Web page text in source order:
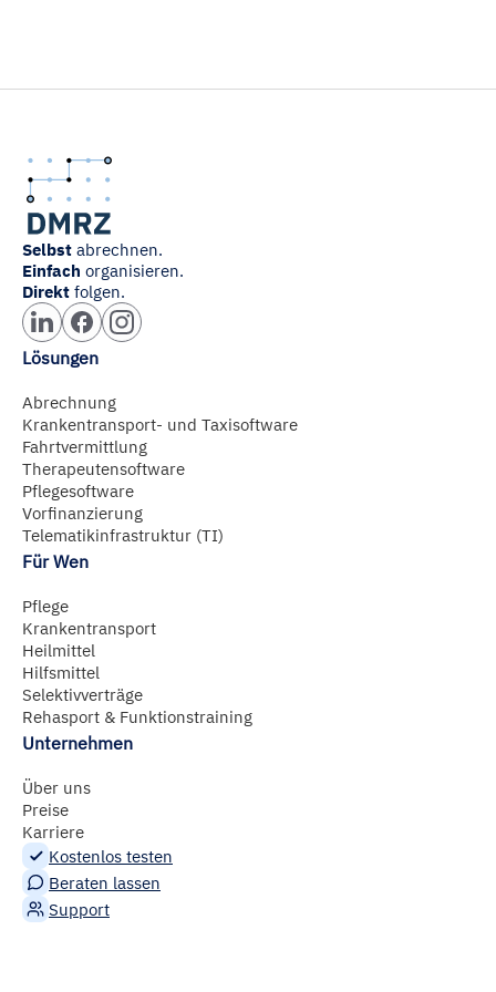
Selbst abrechnen.
Einfach organisieren.
Direkt folgen.
Lösungen
Abrechnung
Krankentransport- und Taxisoftware
Fahrtvermittlung
Therapeutensoftware
Pflegesoftware
Vorfinanzierung
Telematikinfrastruktur (TI)
Für Wen
Pflege
Krankentransport
Heilmittel
Hilfsmittel
Selektivverträge
Rehasport & Funktionstraining
Unternehmen
Über uns
Preise
Karriere
Kostenlos testen
Beraten lassen
Support